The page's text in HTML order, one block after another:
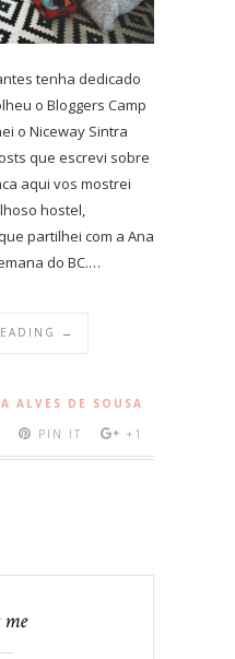
tenha dedicado
o Bloggers Camp
o Niceway Sintra
que escrevi sobre
aqui vos mostrei
hostel,
partilhei com a Ana
do BC.…
→
ALVES DE SOUSA
PIN IT +1